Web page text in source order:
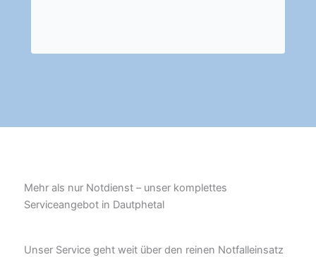
Mehr als nur Notdienst – unser komplettes
Serviceangebot in Dautphetal
Unser Service geht weit über den reinen Notfalleinsatz